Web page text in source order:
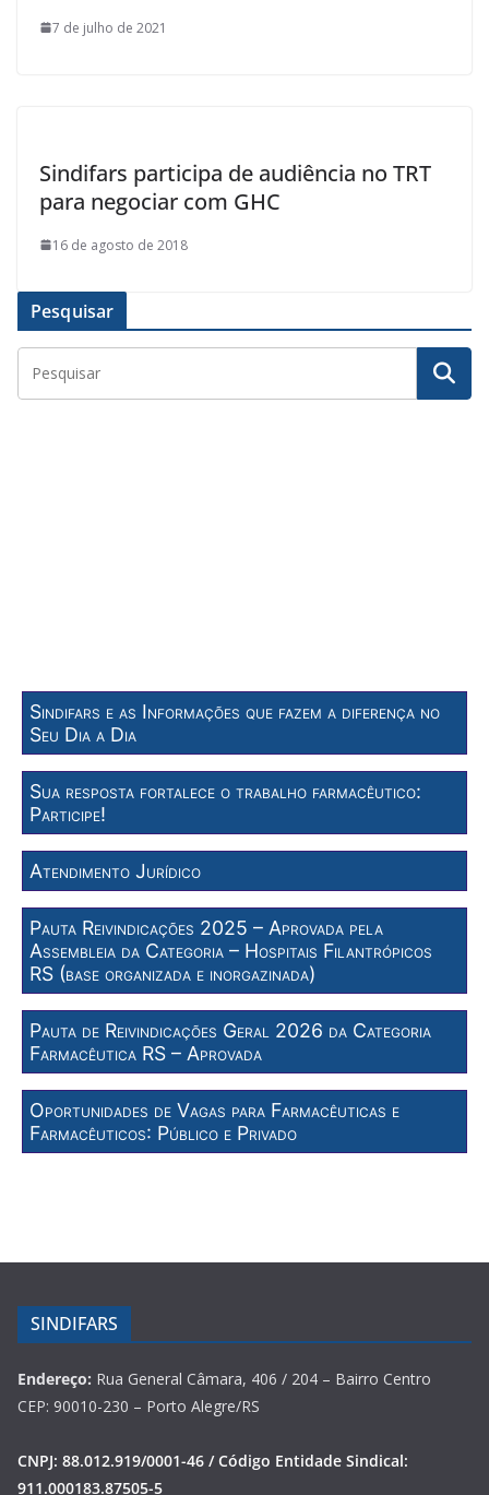
7 de julho de 2021
Sindifars participa de audiência no TRT
para negociar com GHC
16 de agosto de 2018
Pesquisar
Sindifars e as Informações que fazem a diferença no
Seu Dia a Dia
Sua resposta fortalece o trabalho farmacêutico:
Participe!
Atendimento Jurídico
Pauta Reivindicações 2025 – Aprovada pela
Assembleia da Categoria – Hospitais Filantrópicos
RS (base organizada e inorgazinada)
Pauta de Reivindicações Geral 2026 da Categoria
Farmacêutica RS – Aprovada
Oportunidades de Vagas para Farmacêuticas e
Farmacêuticos: Público e Privado
SINDIFARS
Endereço: Rua General Câmara, 406 / 204 – Bairro Centro
CEP: 90010-230 – Porto Alegre/RS
CNPJ: 88.012.919/0001-46 / Código Entidade Sindical:
911.000183.87505-5